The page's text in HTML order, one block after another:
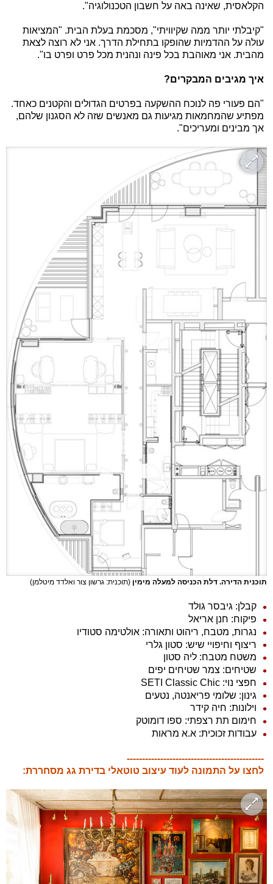
הקלאסית, שאינה באה על חשבון הטכנולוגיה".
"קיבלתי יותר ממה שקיוויתי", מסכמת בעלת הבית. "המציאות
עולה על ההדמיות שהופקו בתחילת הדרך. אני לא רוצה לצאת
מהבית. אני מאוהבת בכל פינה ונהנית מכל פרט ופרט בו".
איך מגיבים המבקרים?
"הם פעורי פה לנוכח ההשקעה בפרטים הגדולים והקטנים כאחד.
מפתיע שהמחמאות מגיעות גם מאנשים שזה לא הסגנון שלהם,
אך מבינים ומעריכים".
תוכנית הדירה. דלת הכניסה למעלה מימין (תוכנית: גרשון צור ואלדד מיטלמן)
קבלן: גיבסר גולד
פיקוח: חנן אריאל
נגרות, מטבח, ריהוט ותאורה: אולטימה סטודיו
ריצוף וחיפויי שיש: סטון גלרי
משטח מטבח: ליה סטון
שטיחים: צמר שטיחים יפים
חפצי נוי: SETI Classic Chic
גינון: שלומי פריאנטה, נטעים
וילונות: חיה קידר
חימום תת רצפתי: ספו דומוטק
עבודות זכוכית: א.א מראות
---------------------------------------------
לחצו על התמונה לעוד עיצוב טוטאלי בדירת גג מסחררת: